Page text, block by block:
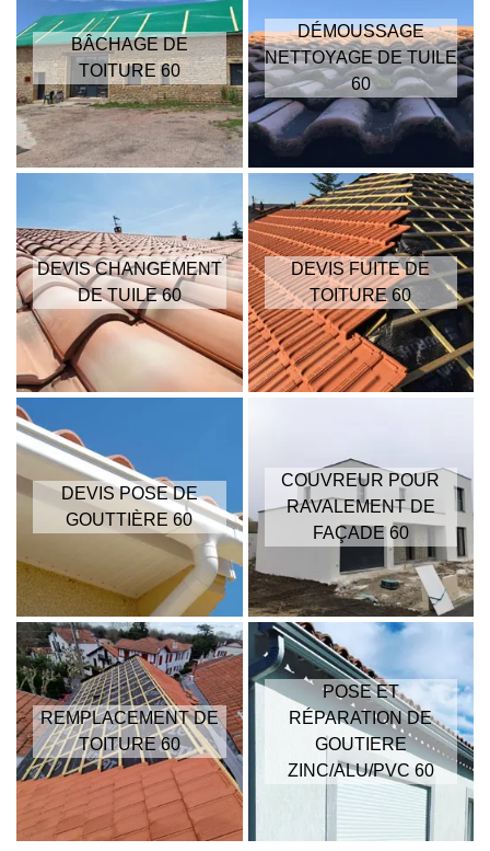
BÂCHAGE DE
TOITURE 60
DÉMOUSSAGE
NETTOYAGE DE TUILE
60
DEVIS CHANGEMENT
DE TUILE 60
DEVIS FUITE DE
TOITURE 60
DEVIS POSE DE
GOUTTIÈRE 60
COUVREUR POUR
RAVALEMENT DE
FAÇADE 60
REMPLACEMENT DE
TOITURE 60
POSE ET
RÉPARATION DE
GOUTIERE
ZINC/ALU/PVC 60